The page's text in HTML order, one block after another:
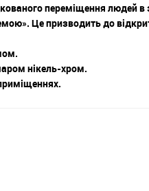
переміщення людей
Це призводить до
нікель-хром.